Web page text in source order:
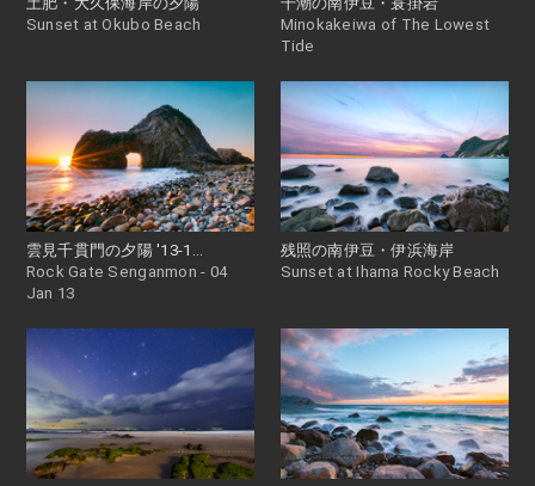
Sunset at Okubo Beach
Minokakeiwa of The Lowest
Tide
雲見千貫門の夕陽 '13-1...
Rock Gate Senganmon - 04
Jan 13
残照の南伊豆・伊浜海岸
Sunset at Ihama Rocky Beach